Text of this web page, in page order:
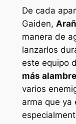
De cada
Gaiden,
manera de
lanzarlos
este equipo
más
varios
arma que ya